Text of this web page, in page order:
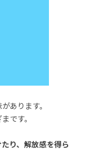
あります。
です。
り、解放感を得ら